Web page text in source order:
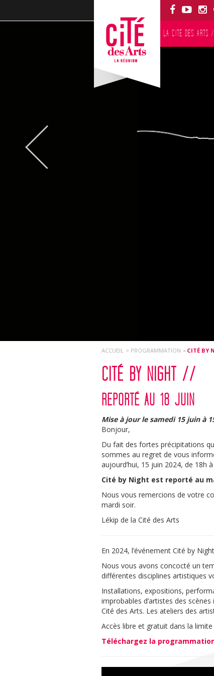
LA CITÉ DES ARTS
ACCUEIL PROGRAMMATION CITÉ BY
CITÉ BY NIGHT //
REPORTÉ AU 18 JUIN
Mise à jour le samedi 15 juin à
Bonjour,
Du fait des fortes précipitations
sommes au regret de vous
aujourd’hui, 15 juin 2024, de 18h
Cité by Night est reporté au
Nous vous remercions de votre
mardi soir.
Lékip de la Cité des Arts
En 2024, l’événement Cité by
Nous vous avons concocté un
différentes disciplines artistiques
Installations, expositions,
improbables d’artistes des
Cité des Arts. Les ateliers des
Accès libre et gratuit dans la
Téléchargez la